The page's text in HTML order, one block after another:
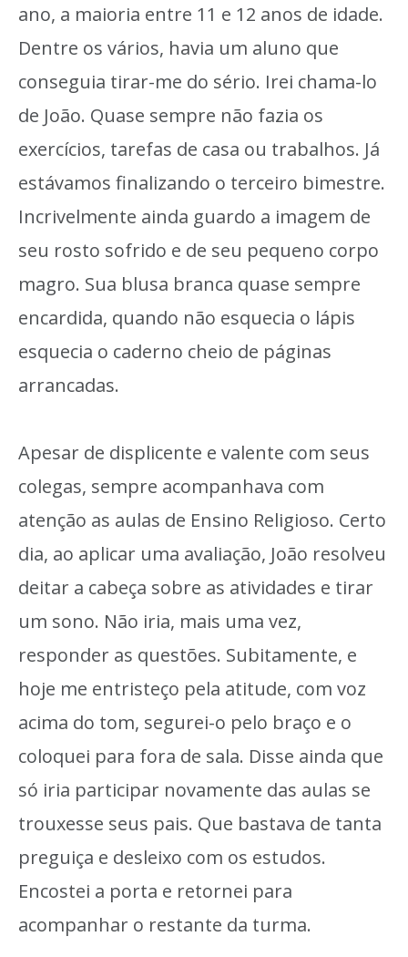
ano, a maioria entre 11 e 12 anos de idade.
Dentre os vários, havia um aluno que
conseguia tirar-me do sério. Irei chama-lo
de João. Quase sempre não fazia os
exercícios, tarefas de casa ou trabalhos. Já
estávamos finalizando o terceiro bimestre.
Incrivelmente ainda guardo a imagem de
seu rosto sofrido e de seu pequeno corpo
magro. Sua blusa branca quase sempre
encardida, quando não esquecia o lápis
esquecia o caderno cheio de páginas
arrancadas.
Apesar de displicente e valente com seus
colegas, sempre acompanhava com
atenção as aulas de Ensino Religioso. Certo
dia, ao aplicar uma avaliação, João resolveu
deitar a cabeça sobre as atividades e tirar
um sono. Não iria, mais uma vez,
responder as questões. Subitamente, e
hoje me entristeço pela atitude, com voz
acima do tom, segurei-o pelo braço e o
coloquei para fora de sala. Disse ainda que
só iria participar novamente das aulas se
trouxesse seus pais. Que bastava de tanta
preguiça e desleixo com os estudos.
Encostei a porta e retornei para
acompanhar o restante da turma.